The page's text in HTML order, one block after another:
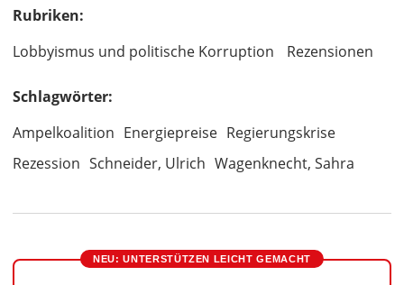
Rubriken:
Lobbyismus und politische Korruption
Rezensionen
Schlagwörter:
Ampelkoalition Energiepreise Regierungskrise
Rezession Schneider, Ulrich Wagenknecht, Sahra
NEU: UNTERSTÜTZEN LEICHT GEMACHT